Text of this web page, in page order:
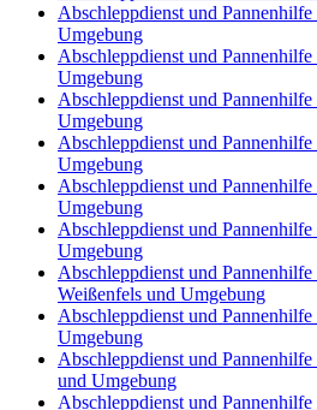
Abschleppdienst und
Umgebung
Abschleppdienst und
Umgebung
Abschleppdienst und Pannenhilfe
Umgebung
Abschleppdienst und
Umgebung
Abschleppdienst und
Umgebung
Abschleppdienst und
Umgebung
Abschleppdienst und
Weißenfels und Umgebung
Abschleppdienst und
Umgebung
Abschleppdienst und
und Umgebung
Abschleppdienst und